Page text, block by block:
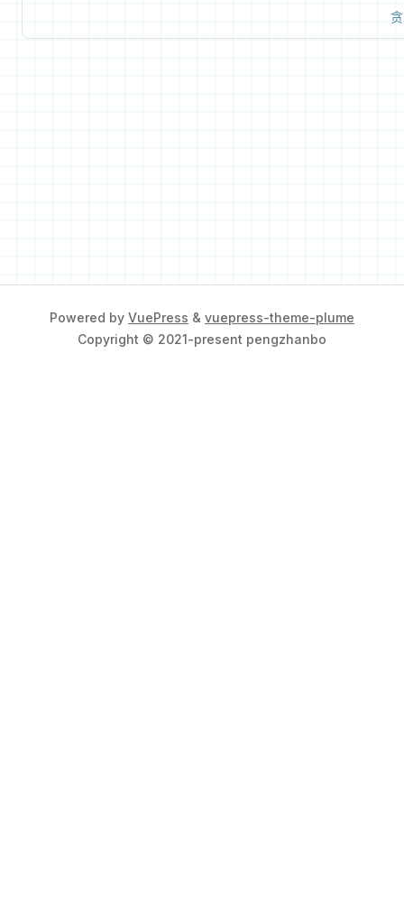
Powered by VuePress & vuepress-theme-plume
Copyright © 2021-present pengzhanbo